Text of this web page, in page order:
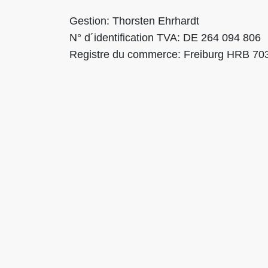
Gestion: Thorsten Ehrhardt
N° d´identification TVA: DE 264 094 806
Registre du commerce: Freiburg HRB